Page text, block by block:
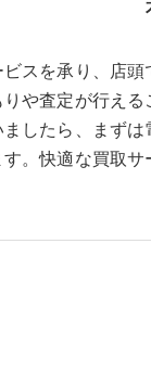
スを承り、店
や査定が行え
したら、まず
。快適な買取